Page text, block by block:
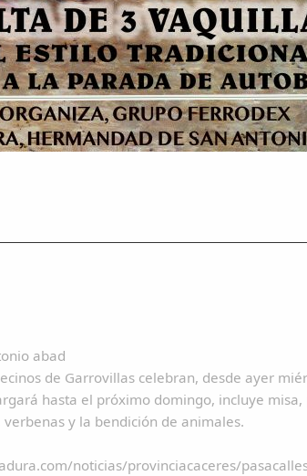
abad
vecinos de Garrovillas celebran, desde ayer
hasta el próximo domingo, incluye
y la bendición de animales.
noticias/provinciacaceres/